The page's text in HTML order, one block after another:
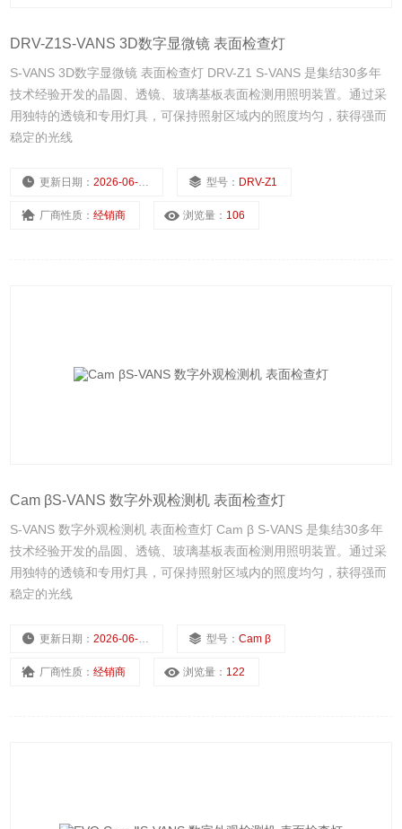
DRV-Z1S-VANS 3D数字显微镜 表面检查灯
S-VANS 3D数字显微镜 表面检查灯 DRV-Z1 S-VANS 是集结30多年
技术经验开发的晶圆、透镜、玻璃基板表面检测用照明装置。通过采
用独特的透镜和专用灯具，可保持照射区域内的照度均匀，获得强而
稳定的光线
更新日期：2026-06-02 型号： DRV-Z1
厂商性质：经销商 浏览量： 106
Cam βS-VANS 数字外观检测机 表面检查灯
S-VANS 数字外观检测机 表面检查灯 Cam β S-VANS 是集结30多年
技术经验开发的晶圆、透镜、玻璃基板表面检测用照明装置。通过采
用独特的透镜和专用灯具，可保持照射区域内的照度均匀，获得强而
稳定的光线
更新日期：2026-06-02 型号：Cam β
厂商性质：经销商 浏览量： 122